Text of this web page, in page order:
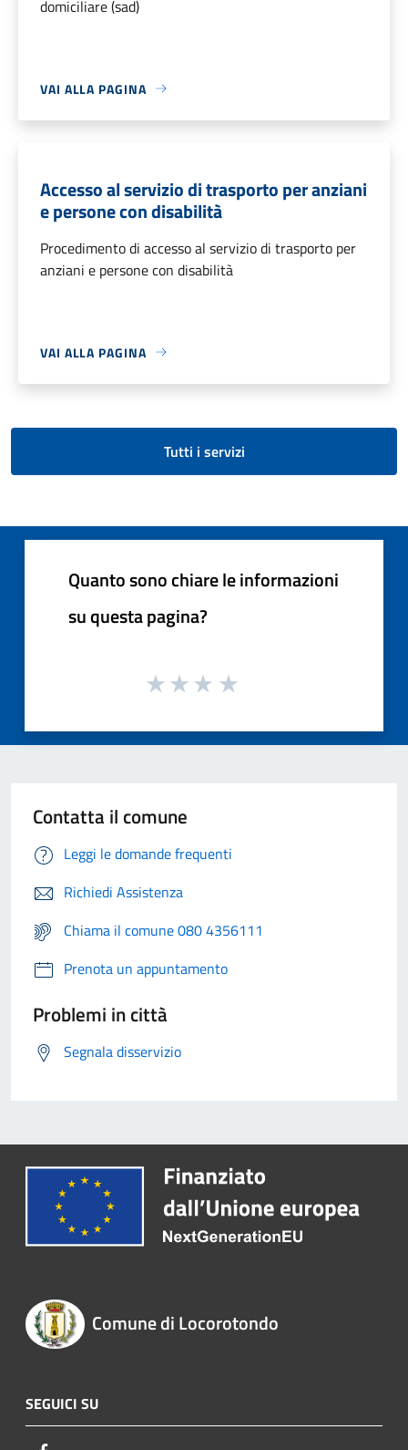
domiciliare (sad)
VAI ALLA PAGINA
Accesso al servizio di trasporto per anziani
e persone con disabilità
Procedimento di accesso al servizio di trasporto per
anziani e persone con disabilità
VAI ALLA PAGINA
Tutti i servizi
Quanto sono chiare le informazioni
su questa pagina?
Contatta il comune
Leggi le domande frequenti
Richiedi Assistenza
Chiama il comune 080 4356111
Prenota un appuntamento
Problemi in città
Segnala disservizio
Comune di Locorotondo
SEGUICI SU